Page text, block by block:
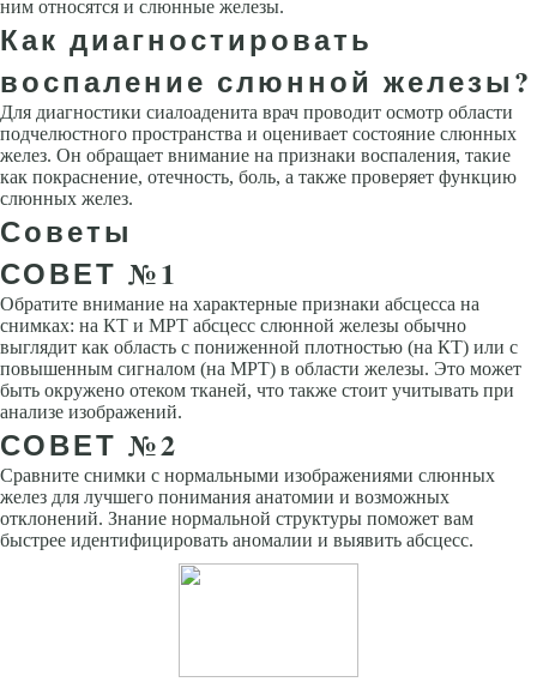
ним относятся и слюнные железы.
Как диагностировать
воспаление слюнной железы?
Для диагностики сиалоаденита врач проводит осмотр области
подчелюстного пространства и оценивает состояние слюнных
желез. Он обращает внимание на признаки воспаления, такие
как покраснение, отечность, боль, а также проверяет функцию
слюнных желез.
Советы
СОВЕТ №1
Обратите внимание на характерные признаки абсцесса на
снимках: на КТ и МРТ абсцесс слюнной железы обычно
выглядит как область с пониженной плотностью (на КТ) или с
повышенным сигналом (на МРТ) в области железы. Это может
быть окружено отеком тканей, что также стоит учитывать при
анализе изображений.
СОВЕТ №2
Сравните снимки с нормальными изображениями слюнных
желез для лучшего понимания анатомии и возможных
отклонений. Знание нормальной структуры поможет вам
быстрее идентифицировать аномалии и выявить абсцесс.